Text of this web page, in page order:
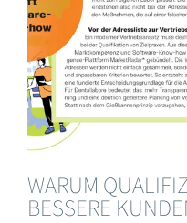
WARUM
BESSERE